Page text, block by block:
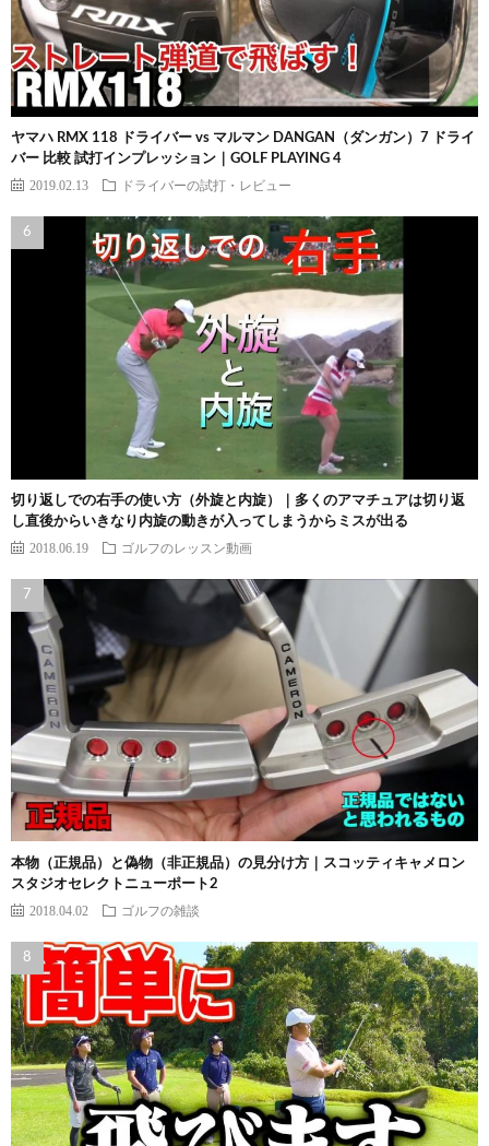
ヤマハ RMX 118 ドライバー vs マルマン DANGAN（ダンガン）7 ドライ
バー 比較 試打インプレッション｜GOLF PLAYING 4
2019.02.13 ドライバーの試打・レビュー
切り返しでの右手の使い方（外旋と内旋）｜多くのアマチュアは切り返
し直後からいきなり内旋の動きが入ってしまうからミスが出る
2018.06.19 ゴルフのレッスン動画
本物（正規品）と偽物（非正規品）の見分け方｜スコッティキャメロン
スタジオセレクトニューポート2
2018.04.02 ゴルフの雑談